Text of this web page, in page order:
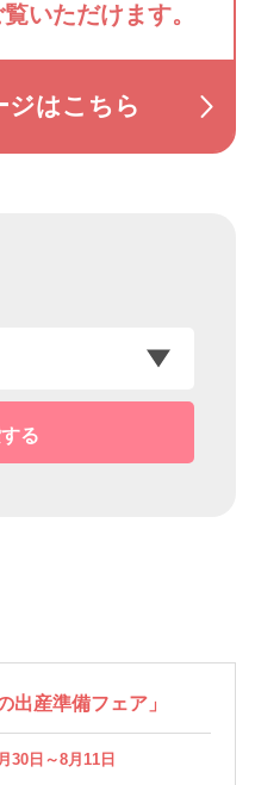
いただけます。
はこちら
る
出産準備フェア」
30日～8月11日